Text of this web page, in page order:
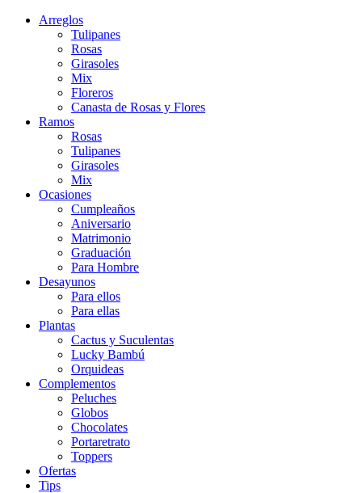
Arreglos
Tulipanes
Rosas
Girasoles
Mix
Floreros
Canasta de Rosas y Flores
Ramos
Rosas
Tulipanes
Girasoles
Mix
Ocasiones
Cumpleaños
Aniversario
Matrimonio
Graduación
Para Hombre
Desayunos
Para ellos
Para ellas
Plantas
Cactus y Suculentas
Lucky Bambú
Orquideas
Complementos
Peluches
Globos
Chocolates
Portaretrato
Toppers
Ofertas
Tips